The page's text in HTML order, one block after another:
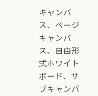
キャンバ
ス、ページ
キャンバ
ス、自由形
式ホワイト
ボード、サ
ブキャンバ